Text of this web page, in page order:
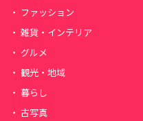
ファッション
雑貨・インテリア
グルメ
観光・地域
暮らし
古写真